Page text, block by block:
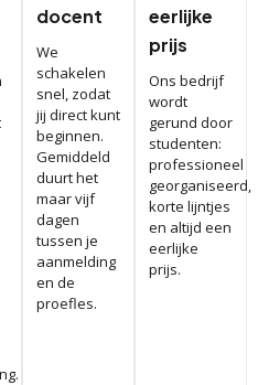
docent
We
schakelen
snel, zodat
jij direct kunt
beginnen.
Gemiddeld
duurt het
maar vijf
dagen
tussen je
aanmelding
en de
proefles.
eerlijke
prijs
Ons bedrijf
wordt
gerund door
studenten:
professioneel
georganiseerd,
korte lijntjes
en altijd een
eerlijke
prijs.